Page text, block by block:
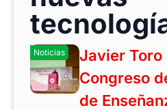
Noticias
Javier Toro
Congreso
de